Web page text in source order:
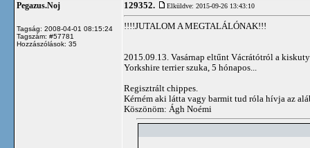
Pegazus.Noj
Tagság: 2008-04-01 08:15:24
Tagszám: #57781
Hozzászólások: 35
129352. Elküldve: 2015-09-26 13:43:10
!!!!JUTALOM A MEGTALÁLÓNAK!!!
2015.09.13. Vasárnap eltűnt Vácrátótról a
Yorkshire terrier szuka, 5 hónapos...
Regisztrált chippes.
Kérném aki látta vagy barmit tud róla hívja az
Köszönöm: Ágh Noémi